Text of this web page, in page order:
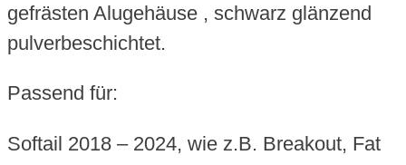
gefrästen Alugehäuse , schwarz glänzend
pulverbeschichtet.
Passend für:
Softail 2018 – 2024, wie z.B. Breakout, Fat